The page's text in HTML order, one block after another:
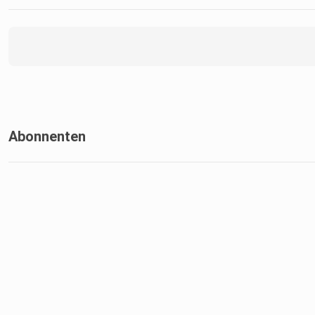
Abonnenten